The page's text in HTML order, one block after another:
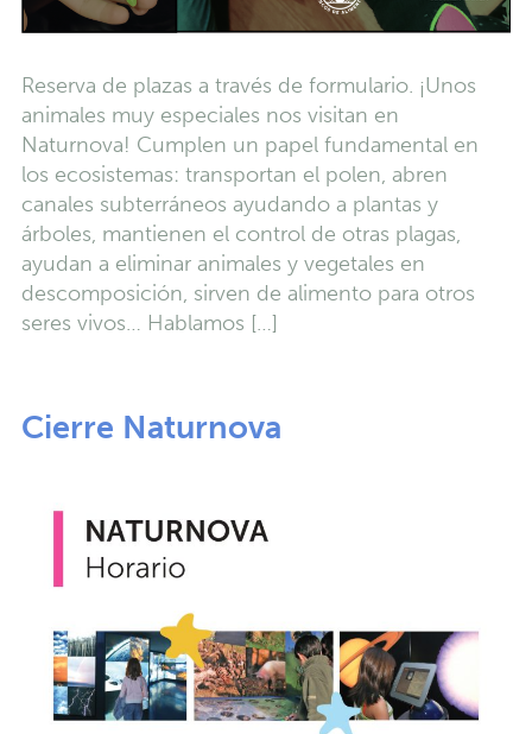
Reserva de plazas a través de formulario. ¡Unos
animales muy especiales nos visitan en
Naturnova! Cumplen un papel fundamental en
los ecosistemas: transportan el polen, abren
canales subterráneos ayudando a plantas y
árboles, mantienen el control de otras plagas,
ayudan a eliminar animales y vegetales en
descomposición, sirven de alimento para otros
seres vivos… Hablamos […]
Cierre Naturnova